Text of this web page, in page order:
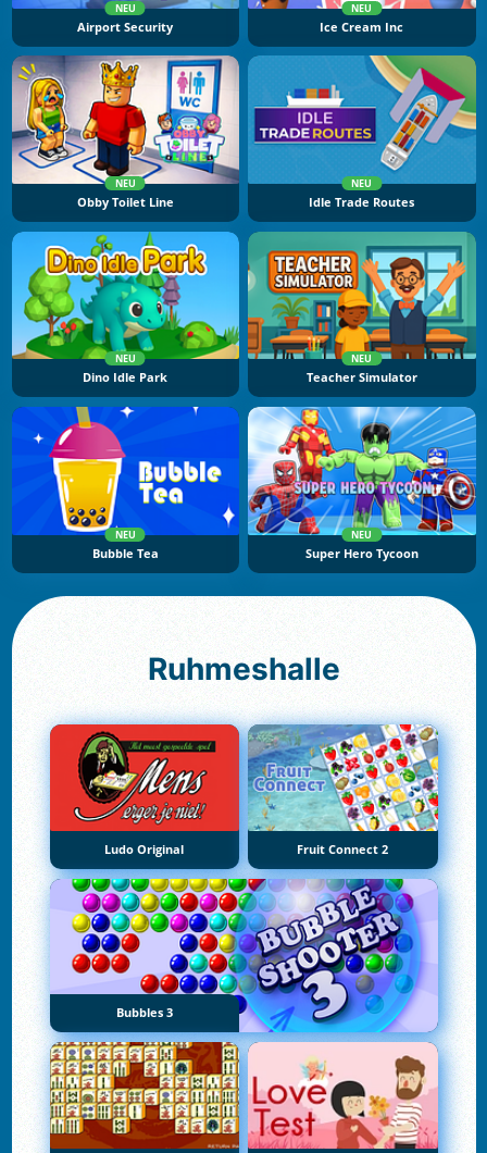
NEU
Airport Security
NEU
Ice Cream Inc
NEU
Obby Toilet Line
NEU
Idle Trade Routes
NEU
Dino Idle Park
NEU
Teacher Simulator
NEU
Bubble Tea
NEU
Super Hero Tycoon
Ruhmeshalle
Ludo Original Fruit Connect 2
Bubbles 3